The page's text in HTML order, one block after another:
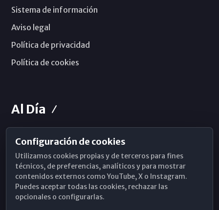
Sistema de información
Aviso legal
Política de privacidad
Política de cookies
Al Día
Horarios de Misa
Hemeroteca
WhatsApp
Configuración de cookies
Utilizamos cookies propias y de terceros para fines
técnicos, de preferencias, analíticos y para mostrar
contenidos externos como YouTube, X o Instagram.
Puedes aceptar todas las cookies, rechazar las
opcionales o configurarlas.